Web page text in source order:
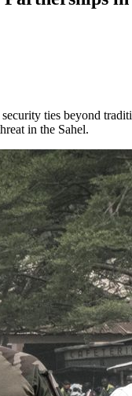
ties beyond
in the Sahel.